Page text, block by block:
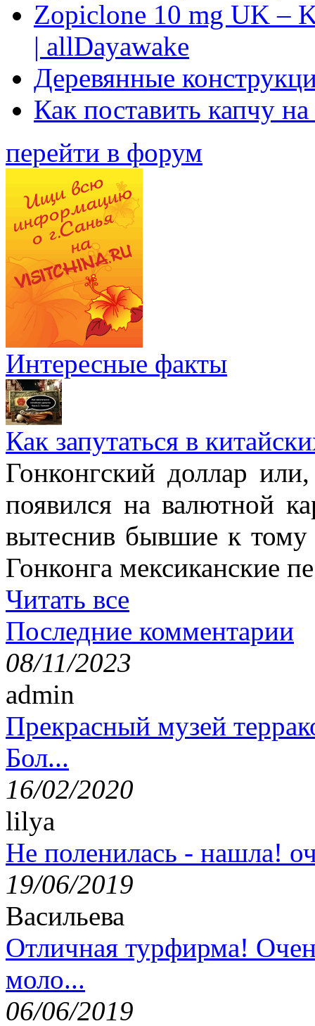
Zopiclone 10 mg UK –
| allDayawake
Деревянные
Как поставить капчу
перейти в форум
Интересные факты
Как запутаться в
Гонконгский доллар
появился на валютной
вытеснив бывшие к тому
Гонконга мексиканские
Читать все
Последние комментарии
08/11/2023
admin
Прекрасный музей
Бол...
16/02/2020
lilya
Не поленилась - нашла!
19/06/2019
Васильева
Отличная турфирма!
моло...
06/06/2019